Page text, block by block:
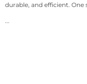
durable, and efficient.
...